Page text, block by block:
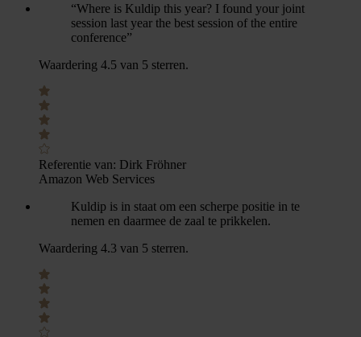
“Where is Kuldip this year? I found your joint
session last year the best session of the entire
conference”
Waardering 4.5 van 5 sterren.
Referentie van: Dirk Fröhner
Amazon Web Services
Kuldip is in staat om een scherpe positie in te
nemen en daarmee de zaal te prikkelen.
Waardering 4.3 van 5 sterren.